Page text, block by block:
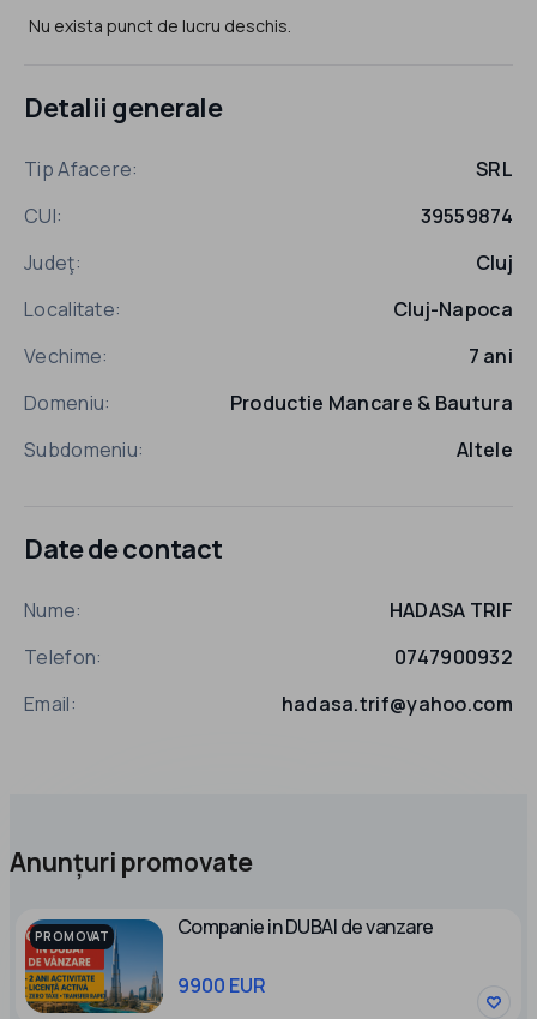
Nu exista punct de lucru deschis.
Detalii generale
Tip Afacere:
SRL
CUI:
39559874
Judeţ:
Cluj
Localitate:
Cluj-Napoca
Vechime:
7 ani
Domeniu:
Productie Mancare & Bautura
Subdomeniu:
Altele
Date de contact
Nume:
HADASA TRIF
Telefon:
0747900932
Email:
hadasa.trif@yahoo.com
Anunțuri promovate
PROMOVAT Companie in DUBAI de vanzare
9900 EUR